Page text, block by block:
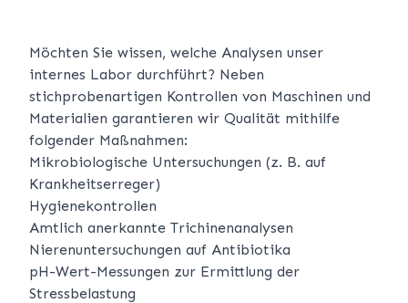
Möchten Sie wissen, welche Analysen unser
internes Labor durchführt? Neben
stichprobenartigen Kontrollen von Maschinen und
Materialien garantieren wir Qualität mithilfe
folgender Maßnahmen:
Mikrobiologische Untersuchungen (z. B. auf
Krankheitserreger)
Hygienekontrollen
Amtlich anerkannte Trichinenanalysen
Nierenuntersuchungen auf Antibiotika
pH-Wert-Messungen zur Ermittlung der
Stressbelastung